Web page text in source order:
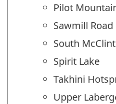
Pilot
Sawmill Road
South
Spirit Lake
Takhini
Upper